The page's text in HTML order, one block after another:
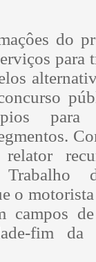
do
para
para
relator
o
campos
fim da